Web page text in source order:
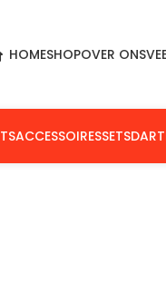
HOMESHOPOVER ONS
ACCESSOIRESSETS